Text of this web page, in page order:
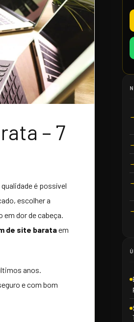
– 7
é possível
escolher a
dor de cabeça.
de site barataem
anos.
e com bom